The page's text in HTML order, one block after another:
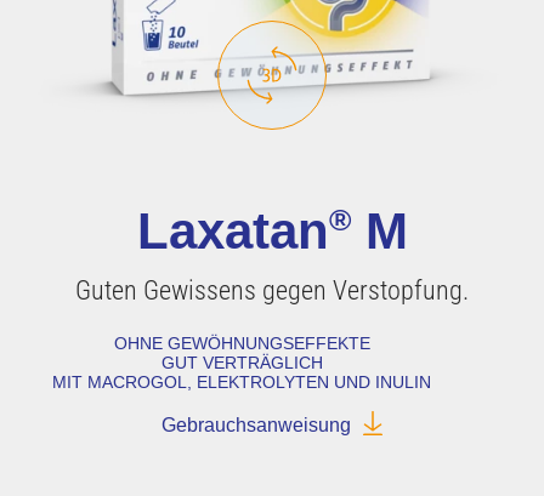
Laxatan®M
Guten Gewissens gegen Verstopfung.
OHNE GEWÖHNUNGS­EFFEKTE
GUT VERTRÄGLICH
MIT MACROGOL, ELEKTROLYTEN UND INULIN
Gebrauchsanweisung